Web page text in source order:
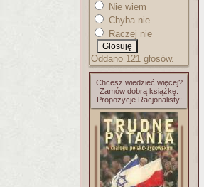
Nie wiem
Chyba nie
Raczej nie
Oddano 121 głosów.
Chcesz wiedzieć więcej?
Zamów dobrą książkę.
Propozycje Racjonalisty: